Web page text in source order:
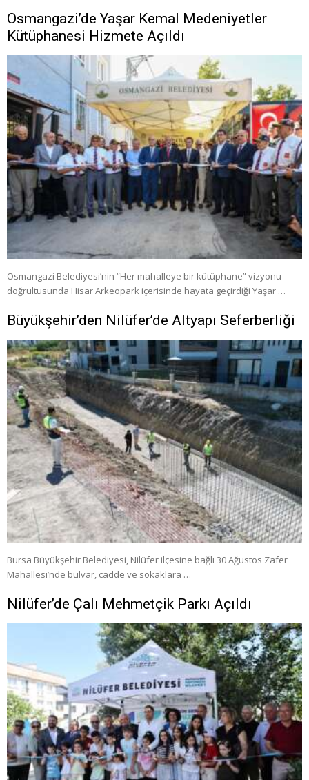
Osmangazi’de Yaşar Kemal Medeniyetler
Kütüphanesi Hizmete Açıldı
Osmangazi Belediyesi’nin “Her mahalleye bir kütüphane” vizyonu
doğrultusunda Hisar Arkeopark içerisinde hayata geçirdiği Yaşar …
Büyükşehir’den Nilüfer’de Altyapı Seferberliği
Bursa Büyükşehir Belediyesi, Nilüfer ilçesine bağlı 30 Ağustos Zafer
Mahallesi’nde bulvar, cadde ve sokaklara …
Nilüfer’de Çalı Mehmetçik Parkı Açıldı